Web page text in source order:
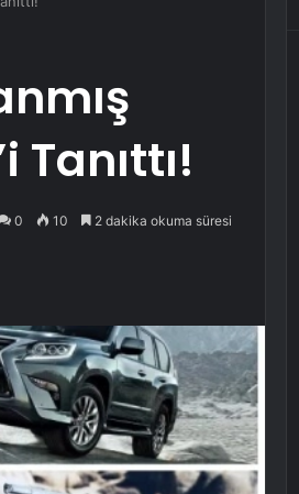
Tanıttı!
0 10 2 dakika okuma süresi